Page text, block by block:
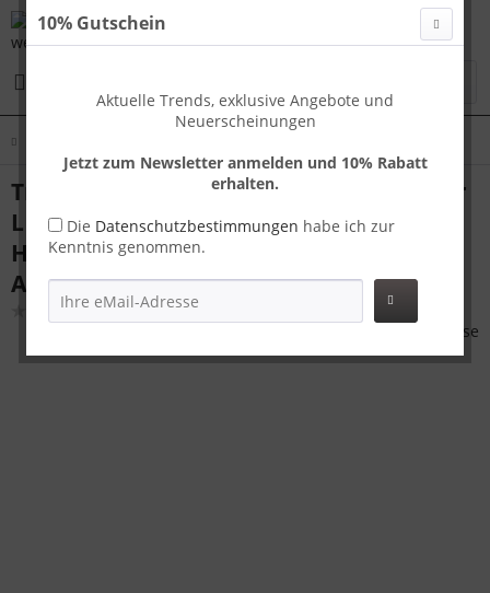
Travelhouse London Handgepäck Koffer
L Grau 75 x 48 x 26 cm | Polycarbonat-
Hartschale | TSA-Schloss,
Aluminiumrahmen
10% Gutschein
Aktuelle Trends, exklusive Angebote und
Neuerscheinungen
Jetzt zum Newsletter anmelden und 10% Rabatt
erhalten.
Die Datenschutzbestimmungen habe ich zur
Kenntnis genommen.